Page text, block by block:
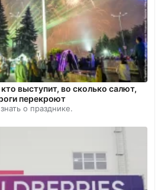
выступит, во сколько салют,
перекроют
о празднике.